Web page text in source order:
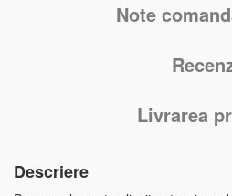
Note
Livrarea
Descriere